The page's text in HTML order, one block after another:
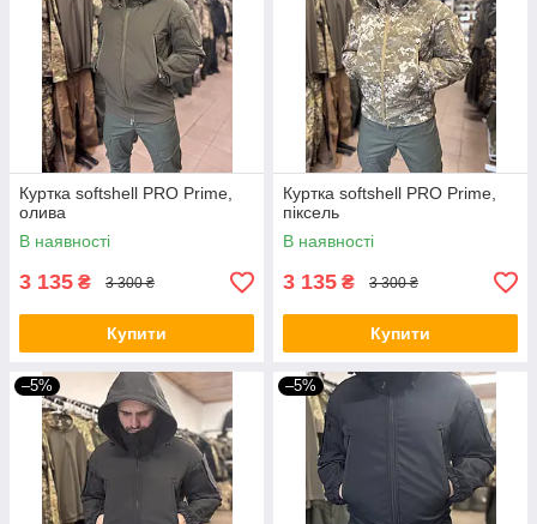
Куртка softshell PRO Prime,
олива
В наявності
3 135 ₴ 3 300 ₴
Купити
Куртка softshell PRO Prime,
піксель
В наявності
3 135 ₴ 3 300 ₴
Купити
–5% –5%